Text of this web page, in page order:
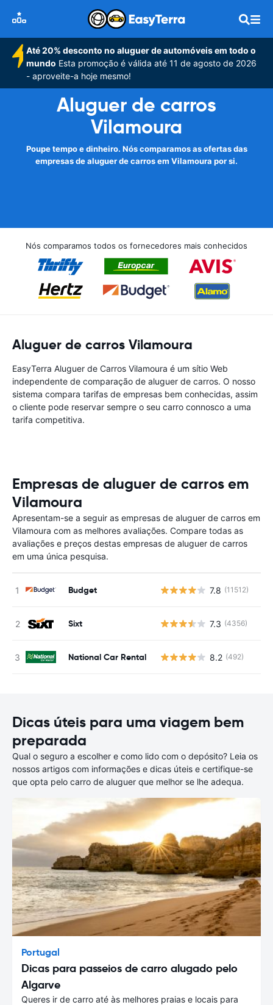
Até 20% desconto no aluguer de automóveis em todo o
mundo Esta promoção é válida até 11 de agosto de 2026
- aproveite-a hoje mesmo!
Aluguer de carros
Vilamoura
Poupe tempo e dinheiro. Nós comparamos as ofertas das
empresas de aluguer de carros em Vilamoura por si.
Nós comparamos todos os fornecedores mais conhecidos
Aluguer de carros Vilamoura
EasyTerra Aluguer de Carros Vilamoura é um sítio Web
independente de comparação de aluguer de carros. O nosso
sistema compara tarifas de empresas bem conhecidas, assim
o cliente pode reservar sempre o seu carro connosco a uma
tarifa competitiva.
Empresas de aluguer de carros em
Vilamoura
Apresentam-se a seguir as empresas de aluguer de carros em
Vilamoura com as melhores avaliações. Compare todas as
avaliações e preços destas empresas de aluguer de carros
em uma única pesquisa.
Budget 7.8 (11512)
Sixt 7.3 (4356)
National Car Rental 8.2 (492)
Dicas úteis para uma viagem bem
preparada
Qual o seguro a escolher e como lido com o depósito? Leia os
nossos artigos com informações e dicas úteis e certifique-se
que opta pelo carro de aluguer que melhor se lhe adequa.
Portugal
Dicas para passeios de carro alugado pelo
Algarve
Queres ir de carro até às melhores praias e locais para